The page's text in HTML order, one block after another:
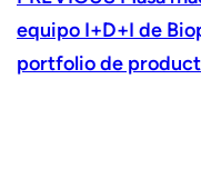
equipo I+D+I de
portfolio de